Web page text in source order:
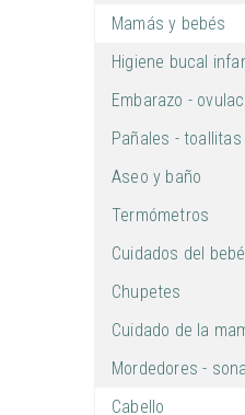
Mamás y bebés
Higiene bucal
Embarazo -
Pañales - toallitas
Aseo y baño
Termómetros
Cuidados del bebé
Chupetes
Cuidado de la
Mordedores -
Cabello